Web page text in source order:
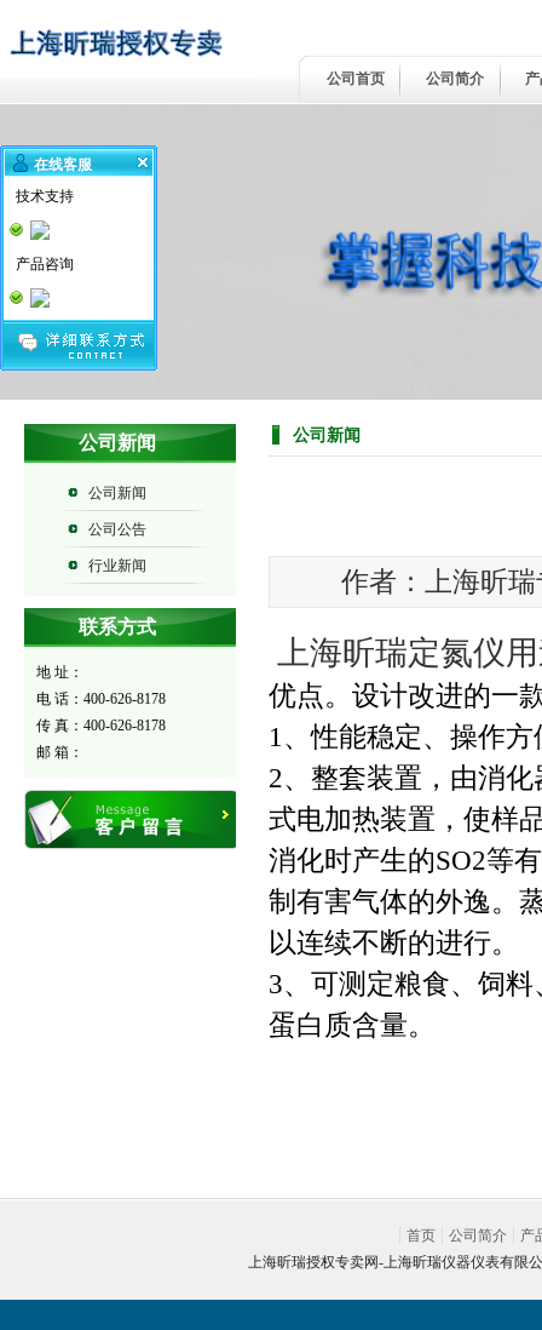
公司首页 公司简介
公司新闻
公司新闻
公司公告
行业新闻
联系方式
地 址：
电 话：400-626-8178
传 真：400-626-8178
邮 箱：
公司新闻
作者：上海昕瑞
上海昕瑞定氮仪
优点。设计改进的一
1、性能稳定、操作
2、整套装置，由消
式电加热装置，使样
消化时产生的SO2等
制有害气体的外逸。
以连续不断的进行。
3、可测定粮食、饲
蛋白质含量。
首页 公司简介
产
上海昕瑞授权专卖网-上海昕瑞仪器仪表有限
在线客服
技术支持
产品咨询